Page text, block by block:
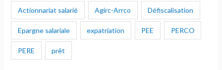
Actionnariat salarié Agirc-Arrco Défiscalisation
Epargne salariale expatriation PEE PERCO
PERE prêt